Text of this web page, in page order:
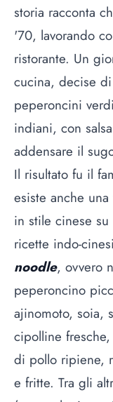
storia racconta
'70, lavorando
ristorante. Un
cucina, decise
peperoncini
indiani, con
addensare il
Il risultato fu il
esiste anche una
in stile cinese
ricette indo-
noodle, ovvero
peperoncino
ajinomoto, soia,
cipolline
di pollo ripiene,
e fritte. Tra gli